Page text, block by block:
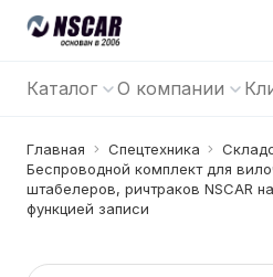
Каталог О компании
Главная Спецтехника
Беспроводной комплект для
штабелеров, ричтраков NSCAR
функцией записи